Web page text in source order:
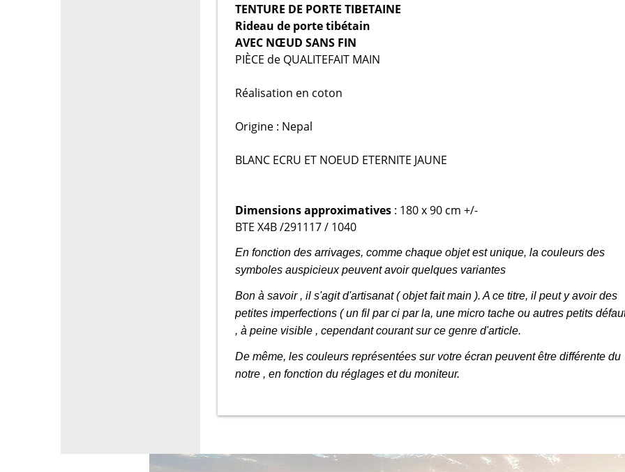
TENTURE DE PORTE TIBETAINE
Rideau de porte tibétain
AVEC NŒUD SANS FIN
PIÈCE de QUALITEFAIT MAIN
Réalisation en coton
Origine : Nepal
BLANC ECRU ET NOEUD ETERNITE JAUNE
Dimensions approximatives : 180 x 90 cm +/-
BTE X4B /291117 / 1040
En fonction des arrivages, comme chaque objet est unique, la couleurs des
symboles auspicieux peuvent avoir quelques variantes
Bon à savoir , il s'agit d'artisanat ( objet fait main ). A ce titre, il peut y avoir des
petites imperfections ( un fil par ci par la, une micro tache ou autres petits
, à peine visible , cependant courant sur ce genre d'article.
De même, les couleurs représentées sur votre écran peuvent être différente du
notre , en fonction du réglages et du moniteur.